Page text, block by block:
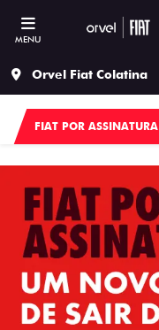
MENU
Orvel Fiat Colatina
FIAT POR ASSINATURA